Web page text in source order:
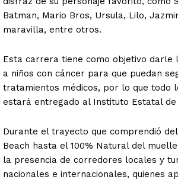
Batman, Mario Bros, Ursula, Lilo,
maravilla, entre otros.
Esta carrera tiene como objetivo darle
a niños con cáncer para que puedan
tratamientos médicos, por lo que todo
estará entregado al Instituto Estatal de
Durante el trayecto que comprendió
Beach hasta el 100% Natural del
la presencia de corredores locales y
nacionales e internacionales, quienes